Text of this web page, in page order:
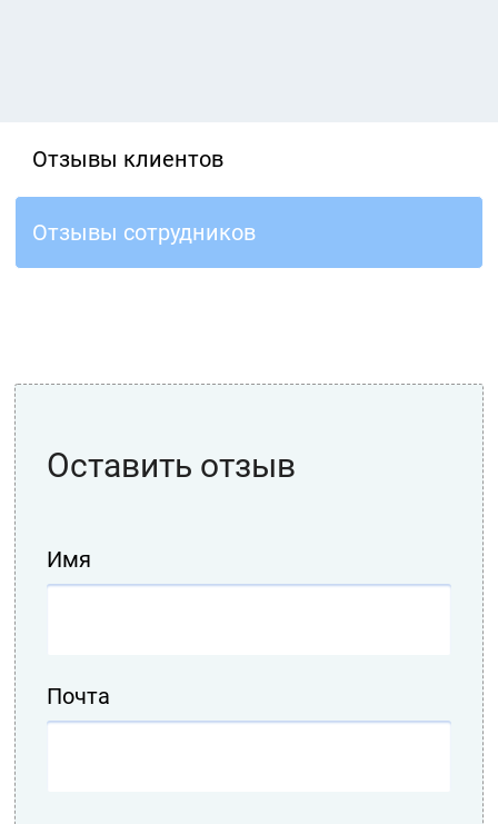
Отзывы клиентов
Отзывы сотрудников
Оставить отзыв
Имя
Почта